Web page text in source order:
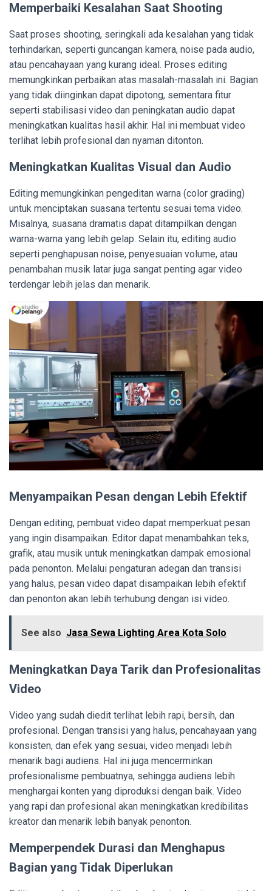
Memperbaiki Kesalahan Saat Shooting
Saat proses shooting, seringkali ada kesalahan yang tidak
terhindarkan, seperti guncangan kamera, noise pada audio,
atau pencahayaan yang kurang ideal. Proses editing
memungkinkan perbaikan atas masalah-masalah ini. Bagian
yang tidak diinginkan dapat dipotong, sementara fitur
seperti stabilisasi video dan peningkatan audio dapat
meningkatkan kualitas hasil akhir. Hal ini membuat video
terlihat lebih profesional dan nyaman ditonton.
Meningkatkan Kualitas Visual dan Audio
Editing memungkinkan pengeditan warna (color grading)
untuk menciptakan suasana tertentu sesuai tema video.
Misalnya, suasana dramatis dapat ditampilkan dengan
warna-warna yang lebih gelap. Selain itu, editing audio
seperti penghapusan noise, penyesuaian volume, atau
penambahan musik latar juga sangat penting agar video
terdengar lebih jelas dan menarik.
Menyampaikan Pesan dengan Lebih Efektif
Dengan editing, pembuat video dapat memperkuat pesan
yang ingin disampaikan. Editor dapat menambahkan teks,
grafik, atau musik untuk meningkatkan dampak emosional
pada penonton. Melalui pengaturan adegan dan transisi
yang halus, pesan video dapat disampaikan lebih efektif
dan penonton akan lebih terhubung dengan isi video.
See also Jasa Sewa Lighting Area Kota Solo
Meningkatkan Daya Tarik dan Profesionalitas
Video
Video yang sudah diedit terlihat lebih rapi, bersih, dan
profesional. Dengan transisi yang halus, pencahayaan yang
konsisten, dan efek yang sesuai, video menjadi lebih
menarik bagi audiens. Hal ini juga mencerminkan
profesionalisme pembuatnya, sehingga audiens lebih
menghargai konten yang diproduksi dengan baik. Video
yang rapi dan profesional akan meningkatkan kredibilitas
kreator dan menarik lebih banyak penonton.
Memperpendek Durasi dan Menghapus
Bagian yang Tidak Diperlukan